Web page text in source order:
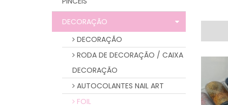
DECORAÇÃO
DECORAÇÃO
RODA DE DECORAÇÃO / CAIXA
DECORAÇÃO
AUTOCOLANTES NAIL ART
FOIL